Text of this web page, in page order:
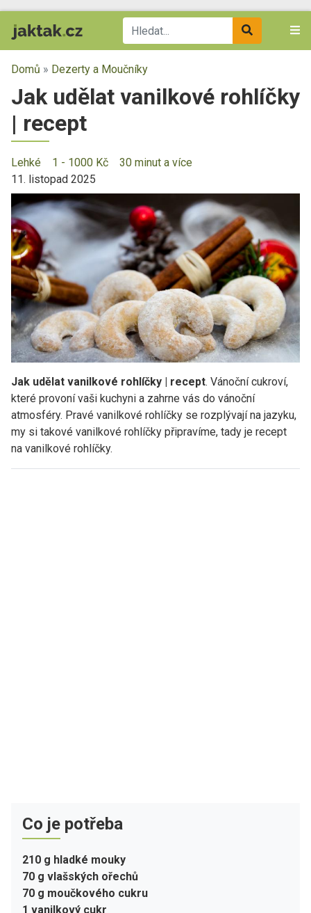
Domů » Dezerty a Moučníky
Jak udělat vanilkové rohlíčky
| recept
Lehké 1 - 1000 Kč
30 minut a více
11. listopad 2025
Jak udělat vanilkové rohlíčky | recept. Vánoční cukroví,
které provoní vaši kuchyni a zahrne vás do vánoční
atmosféry. Pravé vanilkové rohlíčky se rozplývají na jazyku,
my si takové vanilkové rohlíčky připravíme, tady je recept
na vanilkové rohlíčky.
Co je potřeba
210 g hladké mouky
70 g vlašských ořechů
70 g moučkového cukru
1 vanilkový cukr